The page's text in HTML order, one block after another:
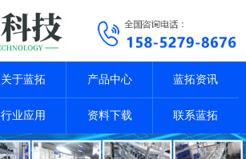
关于蓝拓 产品中心 蓝拓资讯
行业应用 资料下载 联系蓝拓